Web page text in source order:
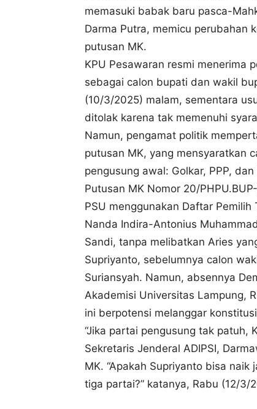
memasuki babak baru pasca-
Darma Putra, memicu perubahan
putusan MK.
KPU Pesawaran resmi menerima
sebagai calon bupati dan wakil
(10/3/2025) malam, sementara
ditolak karena tak memenuhi
Namun, pengamat politik
putusan MK, yang mensyaratkan
pengusung awal: Golkar, PPP,
Putusan MK Nomor 20/
PSU menggunakan Daftar
Nanda Indira-Antonius
Sandi, tanpa melibatkan Aries
Supriyanto, sebelumnya calon
Suriansyah. Namun, absennya
Akademisi Universitas Lampung,
ini berpotensi melanggar
“Jika partai pengusung tak patuh,
Sekretaris Jenderal ADIPSI,
MK. “Apakah Supriyanto bisa
tiga partai?” katanya, Rabu (12/3/